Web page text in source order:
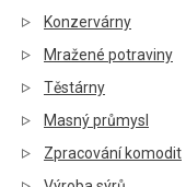
Konzervárny
Mražené potraviny
Těstárny
Masný průmysl
Zpracování komodit